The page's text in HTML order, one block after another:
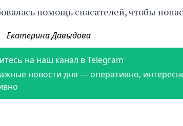
помощь спасателей, чтобы
Екатерина Давыдова
на наш канал в Telegram
новости дня — оперативно,